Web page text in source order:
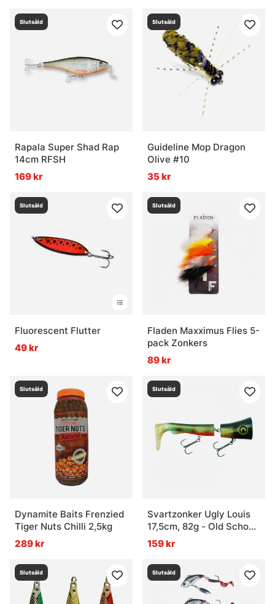
Slutsåld
Rapala Super Shad Rap
14cm RFSH
169 kr
Slutsåld
Guideline Mop Dragon
Olive #10
35 kr
Slutsåld
Fluorescent Flutter
49 kr
Slutsåld
Fladen Maxximus Flies 5-
pack Zonkers
89 kr
Slutsåld
Dynamite Baits Frenzied
Tiger Nuts Chilli 2,5kg
289 kr
Slutsåld
Svartzonker Ugly Louis
17,5cm, 82g - Old School
Perch
159 kr
Slutsåld Slutsåld